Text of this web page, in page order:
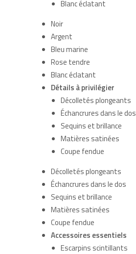
Blanc éclatant
Noir
Argent
Bleu marine
Rose tendre
Blanc éclatant
Détails à privilégier
Décolletés plongeants
Échancrures dans le dos
Sequins et brillance
Matières satinées
Coupe fendue
Décolletés plongeants
Échancrures dans le dos
Sequins et brillance
Matières satinées
Coupe fendue
Accessoires essentiels
Escarpins scintillants